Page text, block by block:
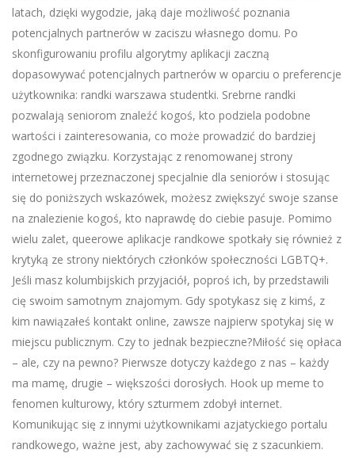
latach, dzięki wygodzie, jaką daje możliwość poznania
potencjalnych partnerów w zaciszu własnego domu. Po
skonfigurowaniu profilu algorytmy aplikacji zaczną
dopasowywać potencjalnych partnerów w oparciu o preferencje
użytkownika: randki warszawa studentki. Srebrne randki
pozwalają seniorom znaleźć kogoś, kto podziela podobne
wartości i zainteresowania, co może prowadzić do bardziej
zgodnego związku. Korzystając z renomowanej strony
internetowej przeznaczonej specjalnie dla seniorów i stosując
się do poniższych wskazówek, możesz zwiększyć swoje szanse
na znalezienie kogoś, kto naprawdę do ciebie pasuje. Pomimo
wielu zalet, queerowe aplikacje randkowe spotkały się również z
krytyką ze strony niektórych członków społeczności LGBTQ+.
Jeśli masz kolumbijskich przyjaciół, poproś ich, by przedstawili
cię swoim samotnym znajomym. Gdy spotykasz się z kimś, z
kim nawiązałeś kontakt online, zawsze najpierw spotykaj się w
miejscu publicznym. Czy to jednak bezpieczne?Miłość się opłaca
– ale, czy na pewno? Pierwsze dotyczy każdego z nas – każdy
ma mamę, drugie – większości dorosłych. Hook up meme to
fenomen kulturowy, który szturmem zdobył internet.
Komunikując się z innymi użytkownikami azjatyckiego portalu
randkowego, ważne jest, aby zachowywać się z szacunkiem.